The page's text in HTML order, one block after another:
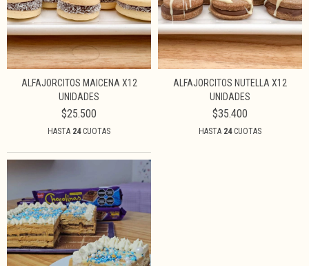
ALFAJORCITOS MAICENA X12
UNIDADES
$25.500
HASTA 24CUOTAS
ALFAJORCITOS NUTELLA X12
UNIDADES
$35.400
HASTA 24CUOTAS